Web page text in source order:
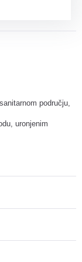
području,
uronjenim